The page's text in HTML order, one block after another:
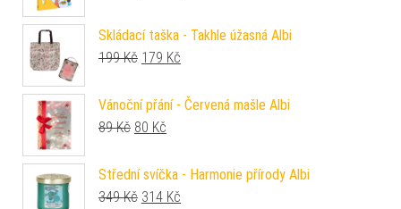
Skládací taška - Takhle úžasná Albi
199Kč Původní cena byla: 199 Kč.
179 Kč
Vánoční přání - Červená mašle Albi
89Kč Původní cena byla: 89 Kč.
80 Kč
Střední svíčka - Harmonie přírody Albi
349Kč Původní cena byla: 349 Kč.
314 Kč